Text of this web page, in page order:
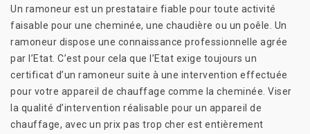
Un ramoneur est un prestataire fiable pour toute activité
faisable pour une cheminée, une chaudière ou un poêle. Un
ramoneur dispose une connaissance professionnelle agrée
par l’Etat. C’est pour cela que l’Etat exige toujours un
certificat d’un ramoneur suite à une intervention effectuée
pour votre appareil de chauffage comme la cheminée. Viser
la qualité d’intervention réalisable pour un appareil de
chauffage, avec un prix pas trop cher est entièrement